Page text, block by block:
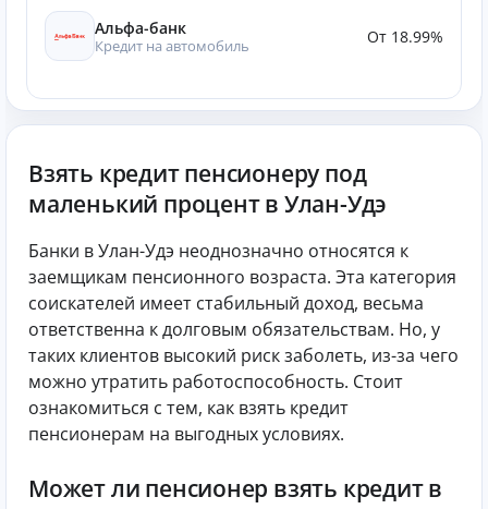
Альфа-банк
Кредит на автомобиль От 18.99%
Взять кредит пенсионеру под
маленький процент в Улан-Удэ
Банки в Улан-Удэ неоднозначно относятся к
заемщикам пенсионного возраста. Эта категория
соискателей имеет стабильный доход, весьма
ответственна к долговым обязательствам. Но, у
таких клиентов высокий риск заболеть, из-за чего
можно утратить работоспособность. Стоит
ознакомиться с тем, как взять кредит
пенсионерам на выгодных условиях.
Может ли пенсионер взять кредит в